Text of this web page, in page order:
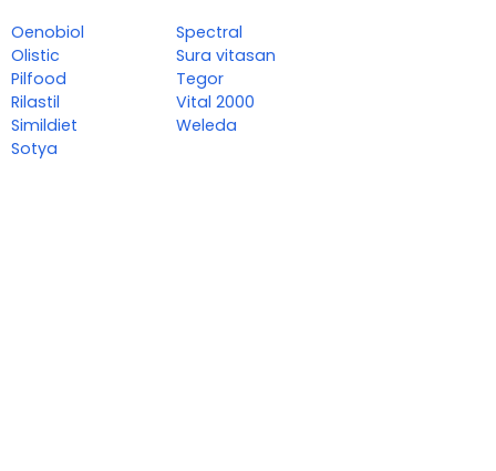
Oenobiol
Olistic
Pilfood
Rilastil
Simildiet
Sotya
Spectral
Sura vitasan
Tegor
Vital 2000
Weleda